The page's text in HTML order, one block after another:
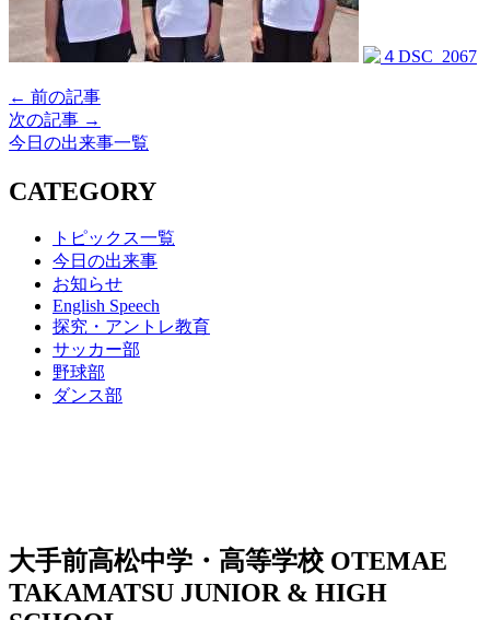
← 前の記事
次の記事 →
今日の出来事一覧
CATEGORY
トピックス一覧
今日の出来事
お知らせ
English Speech
探究・アントレ教育
サッカー部
野球部
ダンス部
大手前高松中学・高等学校 OTEMAE
TAKAMATSU JUNIOR & HIGH